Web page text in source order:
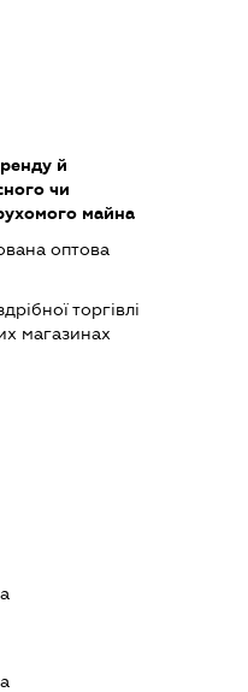
й
чи
майна
оптова
торгівлі
магазинах